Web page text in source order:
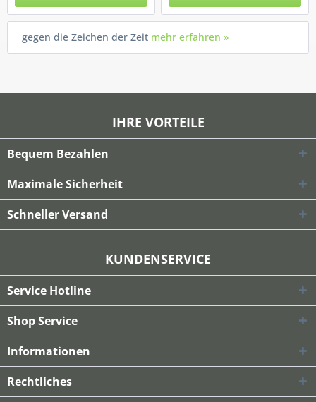
gegen die Zeichen der Zeit mehr erfahren »
IHRE VORTEILE
Bequem Bezahlen
Maximale Sicherheit
Schneller Versand
KUNDENSERVICE
Service Hotline
Shop Service
Informationen
Rechtliches